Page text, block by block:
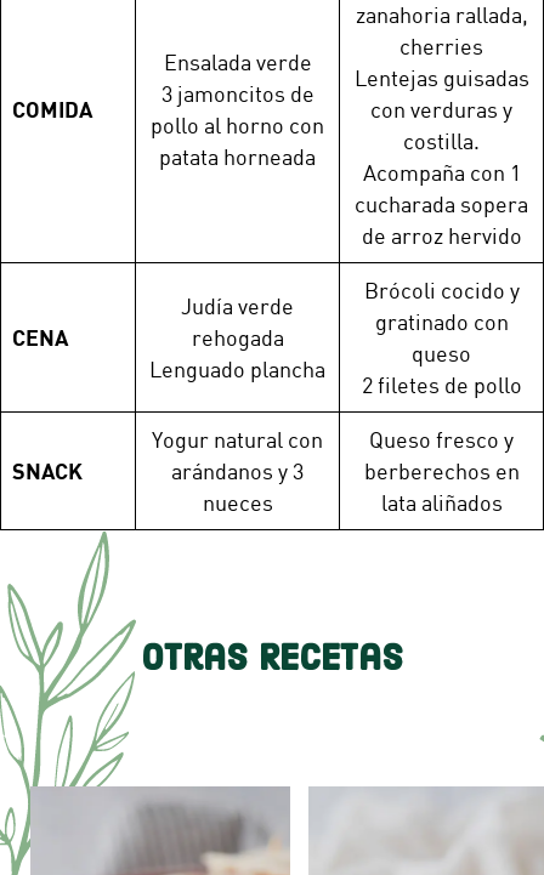
COMIDA
Ensalada verde
3 jamoncitos de
pollo al horno con
patata horneada
zanahoria rallada,
cherries
Lentejas guisadas
con verduras y
costilla.
Acompaña con 1
cucharada sopera
de arroz hervido
CENA
Judía verde
rehogada
Lenguado plancha
Brócoli cocido y
gratinado con
queso
2 filetes de pollo
SNACK
Yogur natural con
arándanos y 3
nueces
Queso fresco y
berberechos en
lata aliñados
Otras Recetas